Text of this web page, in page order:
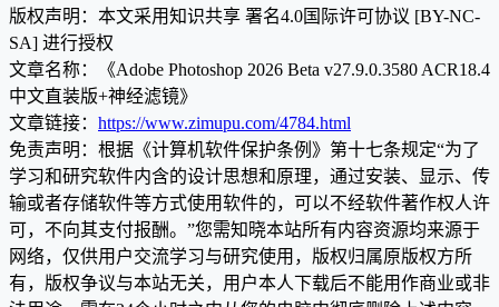
版权声明：本文采用知识共享 署名4.0国际许可协议 [BY-NC-
SA] 进行授权
文章名称：《Adobe Photoshop 2026 Beta v27.9.0.3580 ACR18.4
中文直装版+神经滤镜》
文章链接： https://www.zimupu.com/4784.html
免责声明：根据《计算机软件保护条例》第十七条规定“为了
学习和研究软件内含的设计思想和原理，通过安装、显示、传
输或者存储软件等方式使用软件的，可以不经软件著作权人许
可，不向其支付报酬。”您需知晓本站所有内容资源均来源于
网络，仅供用户交流学习与研究使用，版权归属原版权方所
有，版权争议与本站无关，用户本人下载后不能用作商业或非